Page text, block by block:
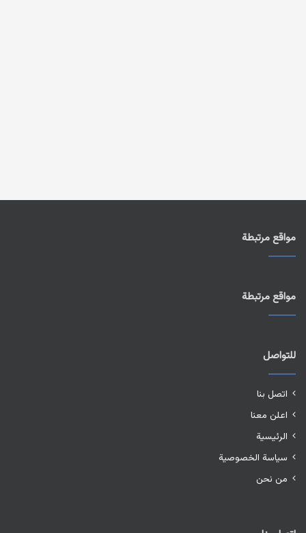
مواقع مرتبطة
مواقع مرتبطة
للتواصل
اتصل بنا
اعلن معنا
الرئيسية
سياسة الخصوصية
من نحن